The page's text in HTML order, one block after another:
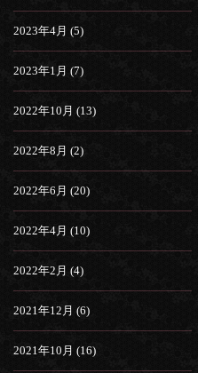
2023年4月 (5)
2023年1月 (7)
2022年10月 (13)
2022年8月 (2)
2022年6月 (20)
2022年4月 (10)
2022年2月 (4)
2021年12月 (6)
2021年10月 (16)